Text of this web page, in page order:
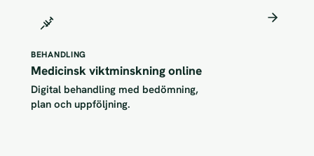
BEHANDLING
Medicinsk viktminskning online
Digital behandling med bedömning,
plan och uppföljning.